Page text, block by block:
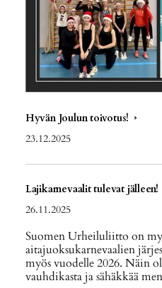
Hyvän Joulun toivotus!
23.12.2025
Lajikarnevaalit tulevat jälleen!
26.11.2025
Suomen Urheiluliitto on
aitajuoksukarnevaalien
myös vuodelle 2026. Näin
vauhdikasta ja sähäkkää